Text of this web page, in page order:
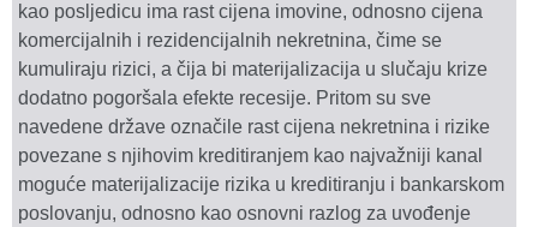
kao posljedicu ima rast cijena imovine, odnosno cijena
komercijalnih i rezidencijalnih nekretnina, čime se
kumuliraju rizici, a čija bi materijalizacija u slučaju krize
dodatno pogoršala efekte recesije. Pritom su sve
navedene države označile rast cijena nekretnina i rizike
povezane s njihovim kreditiranjem kao najvažniji kanal
moguće materijalizacije rizika u kreditiranju i bankarskom
poslovanju, odnosno kao osnovni razlog za uvođenje